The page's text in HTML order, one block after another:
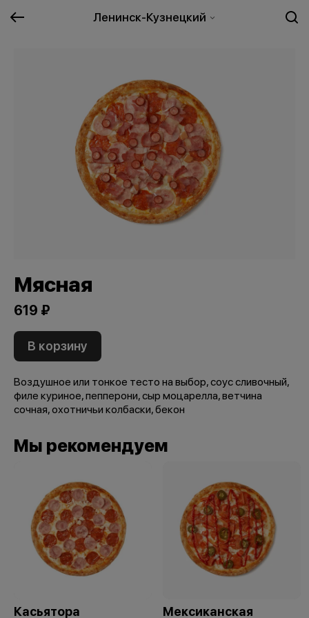
Ленинск-Кузнецкий
Мясная
619 ₽
В корзину
Воздушное или тонкое тесто на выбор, соус сливочный,
филе куриное, пепперони, сыр моцарелла, ветчина
сочная, охотничьи колбаски, бекон
Мы рекомендуем
Касьятора Мексиканская